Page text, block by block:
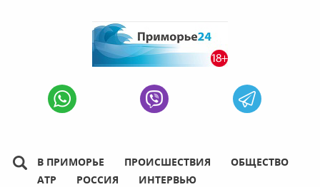
В ПРИМОРЬЕ ПРОИСШЕСТВИЯ
ОБЩЕСТВО
АТР
РОССИЯ ИНТЕРВЬЮ